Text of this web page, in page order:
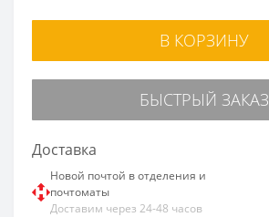
В КОРЗИНУ
БЫСТРЫЙ ЗАКАЗ
Доставка
Новой почтой в отделения и
почтоматы
Доставим через 24-48 часов